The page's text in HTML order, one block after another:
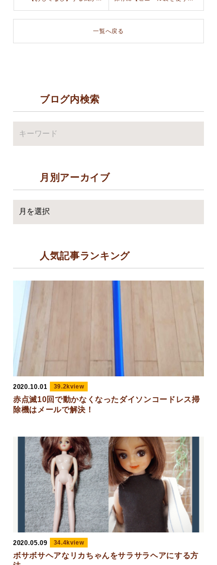
一覧へ戻る
ブログ内検索
月別アーカイブ
人気記事ランキング
2020.10.01 39.2kview
赤点滅10回で動かなくなったダイソンコードレス掃
除機はメールで解決！
2020.05.09 34.4kview
ボサボサヘアなリカちゃんをサラサラヘアにする方